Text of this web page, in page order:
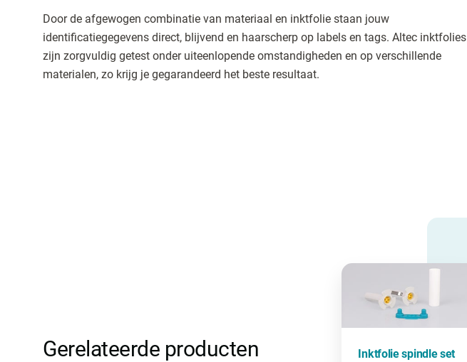
Door de afgewogen combinatie van materiaal en inktfolie staan jouw
identificatiegegevens direct, blijvend en haarscherp op labels en tags. Altec inktfolies
zijn zorgvuldig getest onder uiteenlopende omstandigheden en op verschillende
materialen, zo krijg je gegarandeerd het beste resultaat.
Gerelateerde producten Inktfolie spindle set